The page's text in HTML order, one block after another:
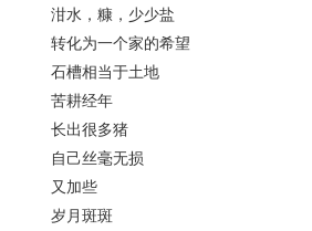
泔水，糠，少少盐
转化为一个家的希望
石槽相当于土地
苦耕经年
长出很多猪
自己丝毫无损
又加些
岁月斑斑